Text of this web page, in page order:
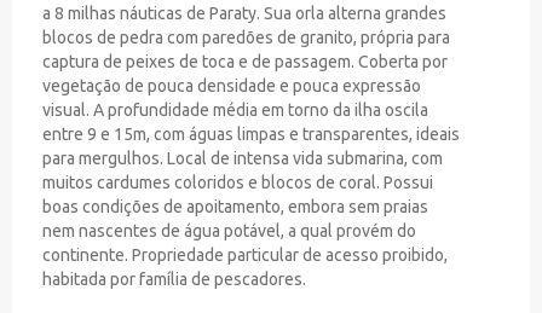
a 8 milhas náuticas de Paraty. Sua orla alterna grandes
blocos de pedra com paredões de granito, própria para
captura de peixes de toca e de passagem. Coberta por
vegetação de pouca densidade e pouca expressão
visual. A profundidade média em torno da ilha oscila
entre 9 e 15m, com águas limpas e transparentes, ideais
para mergulhos. Local de intensa vida submarina, com
muitos cardumes coloridos e blocos de coral. Possui
boas condições de apoitamento, embora sem praias
nem nascentes de água potável, a qual provém do
continente. Propriedade particular de acesso proibido,
habitada por família de pescadores.